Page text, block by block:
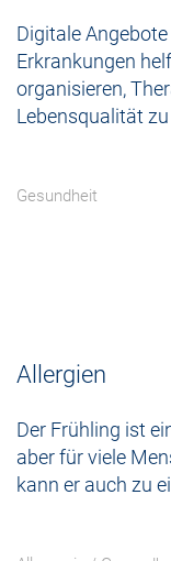
Digitale
Erkrankungen
organisieren,
Lebensqualität
Gesundheit
Allergien
Der Frühling ist
aber für viele
kann er auch zu